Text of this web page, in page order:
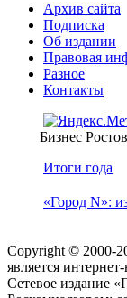
Архив сайта
Подписка
Об издании
Правовая
Разное
Контакты
Бизнес
Итоги года
«Город N»:
Copyright © 2000-
является
Сетевое издание